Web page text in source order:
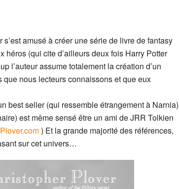
amusé à créer une série de livre de fantasy
(qui cite d’ailleurs deux fois Harry Potter
l’auteur assume totalement la création d’un
nous lecteurs connaissons et que eux
best seller (qui ressemble étrangement à Narnia)
est même sensé être un ami de JRR Tolkien
) Et la grande majorité des références,
sur cet univers…